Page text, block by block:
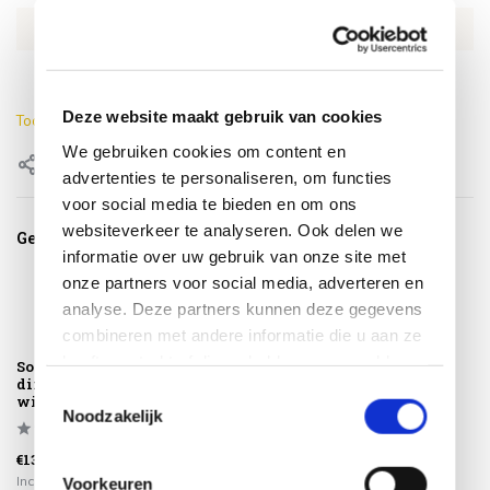
Deze website maakt gebruik van cookies
We gebruiken cookies om content en
advertenties te personaliseren, om functies
voor social media te bieden en om ons
websiteverkeer te analyseren. Ook delen we
informatie over uw gebruik van onze site met
onze partners voor social media, adverteren en
analyse. Deze partners kunnen deze gegevens
combineren met andere informatie die u aan ze
Noodzakelijk
Voorkeuren
Breedte stoel 40 cm
Toon meer
Gerelateerde producten
Sophie Element
dining tuinstoel
wit Hartman
€139,95
Incl. btw
Sophie Element